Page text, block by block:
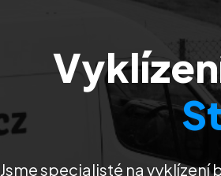
Malování kanceláří
Malování
Jsme specialisté na vyklízení